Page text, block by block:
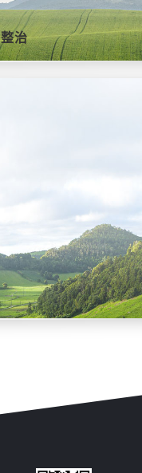
治